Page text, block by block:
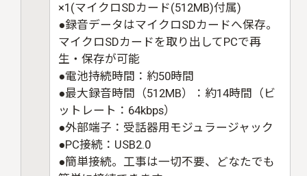
×1(マイクロSDカード(512MB)付属)
●録音データはマイクロSDカードへ保存。
マイクロSDカードを取り出してPCで再
生・保存が可能
●電池持続時間：約50時間
●最大録音時間（512MB）：約14時間（ビ
ットレート：64kbps）
●外部端子：受話器用モジュラージャック
●PC接続：USB2.0
●簡単接続。工事は一切不要、どなたでも